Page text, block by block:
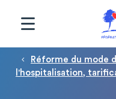
Fil d'Ariane
Réforme du mode
l'hospitalisation,
Panneau de gestion